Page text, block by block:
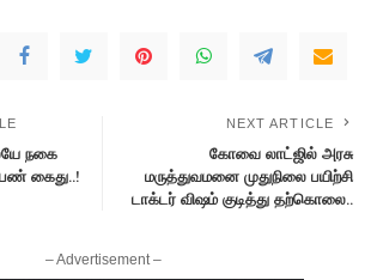
நகை
கைது..!
NEXT ARTICLE
கோவை லாட்ஜில் அரசு
மருத்துவமனை முதுநிலை பயிற்சி
டாக்டர் விஷம் குடித்து தற்கொலை..
– Advertisement –